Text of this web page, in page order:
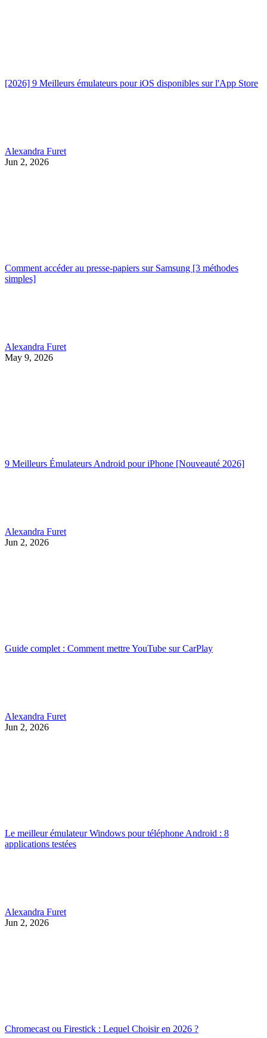
[2026] 9 Meilleurs émulateurs pour iOS disponibles sur l'App Store
Alexandra Furet
Jun 2, 2026
Comment accéder au presse-papiers sur Samsung [3 méthodes
simples]
Alexandra Furet
May 9, 2026
9 Meilleurs Émulateurs Android pour iPhone [Nouveauté 2026]
Alexandra Furet
Jun 2, 2026
Guide complet : Comment mettre YouTube sur CarPlay
Alexandra Furet
Jun 2, 2026
Le meilleur émulateur Windows pour téléphone Android : 8
applications testées
Alexandra Furet
Jun 2, 2026
Chromecast ou Firestick : Lequel Choisir en 2026 ?